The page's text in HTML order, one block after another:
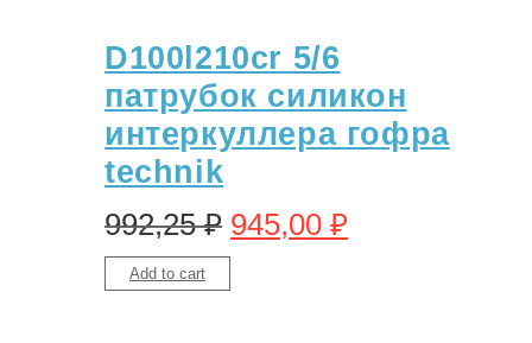
D100l210cr 5/6
патрубок силикон
интеркуллера гофра
technik
992,25₽ 945,00 ₽
Add to cart